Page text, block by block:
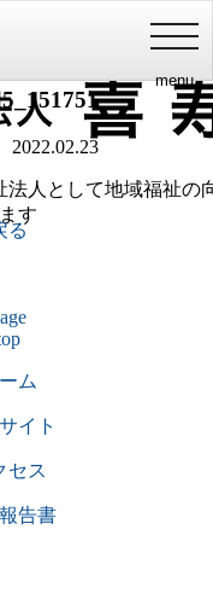
menu
の絆・豊かな地域福祉
人として地域福祉の
す
イル
2022.02.23
る
ム
イト
セス
告書